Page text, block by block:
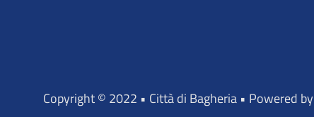
Copyright © 2022 • Città di Bagheria • Powered by